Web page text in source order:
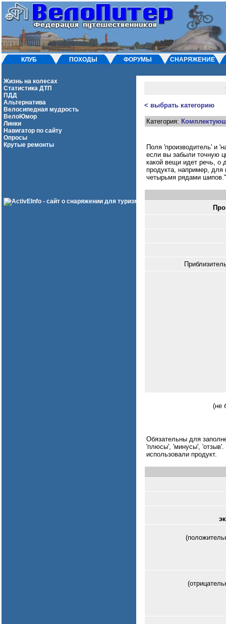
КЛУБ ПОХОДЫ ФОРУМЫ СНАРЯЖЕНИЕ
Жизнь на колесах
Статистика ДТП
ПДД
Альтернатива
Велосипедная мудрость
ВелоЮмор
Линки
Навигатор по сайту
Опросы
Крутые ремонты
< выбрать категорию
Категория:
Поля 'производитель' и
если вы забыли точную
какой вещи идет речь, о
продукта, например,
четырьмя рядами шипов."
(не
Обязательны для
'плюсы', 'минусы', 'отзыв'.
использовали продукт.